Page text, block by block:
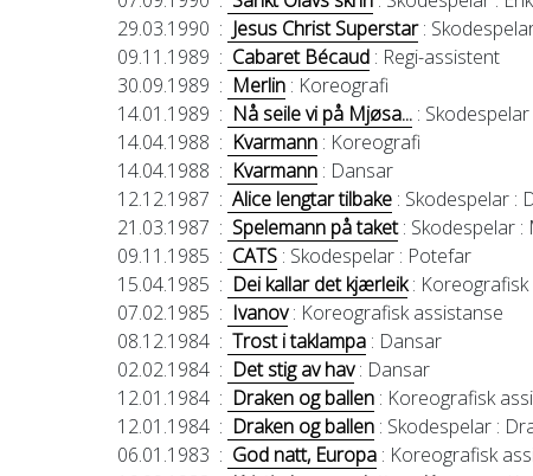
29.03.1990 : Jesus Christ Superstar:
09.11.1989 : Cabaret Bécaud : Regi-assistent
30.09.1989 : Merlin : Koreografi
14.01.1989 : Nå seile vi på Mjøsa... : Skodespelar
14.04.1988 : Kvarmann : Koreografi
14.04.1988 : Kvarmann : Dansar
12.12.1987 : Alice lengtar tilbake : Skodespelar :
21.03.1987 : Spelemann på taket: Skodespelar :
09.11.1985 : CATS : Skodespelar : Potefar
15.04.1985 : Dei kallar det kjærleik: Koreografisk
07.02.1985 : Ivanov: Koreografisk assistanse
08.12.1984 : Trost i taklampa : Dansar
02.02.1984 : Det stig av hav: Dansar
12.01.1984 : Draken og ballen : Koreografisk
12.01.1984 : Draken og ballen : Skodespelar :
06.01.1983 : God natt, Europa : Koreografisk